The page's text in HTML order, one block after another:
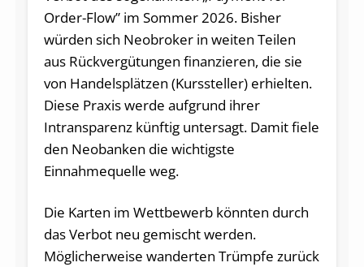
Order-Flow” im Sommer 2026. Bisher
würden sich Neobroker in weiten Teilen
aus Rückvergütungen finanzieren, die sie
von Handelsplätzen (Kurssteller) erhielten.
Diese Praxis werde aufgrund ihrer
Intransparenz künftig untersagt. Damit fiele
den Neobanken die wichtigste
Einnahmequelle weg.
Die Karten im Wettbewerb könnten durch
das Verbot neu gemischt werden.
Möglicherweise wanderten Trümpfe zurück